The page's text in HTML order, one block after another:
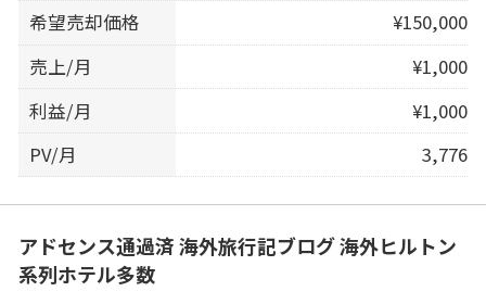
希望売却価格
¥150,000
売上/月
¥1,000
利益/月
¥1,000
PV/月
3,776
アドセンス通過済 海外旅行記ブログ 海外ヒルトン
系列ホテル多数